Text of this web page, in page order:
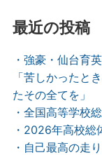
最近の投稿
・強豪・仙台育
「苦しかったと
たその全てを」
・全国高等学校
・2026年高校総
・自己最高の走